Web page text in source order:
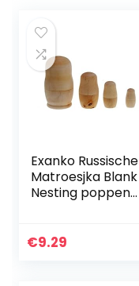
Exanko Russische
Matroesjka Blank
Nesting poppen
€9.29